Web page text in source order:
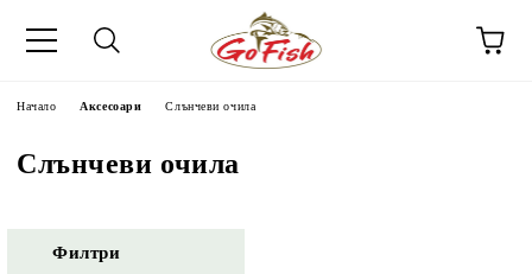
Начало Аксесоари Слънчеви очила
Слънчеви очила
Филтри